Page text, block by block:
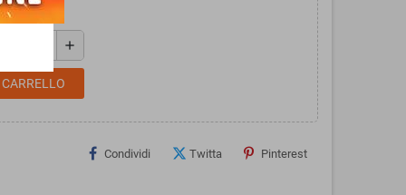
add
Condividi Twitta Pinterest